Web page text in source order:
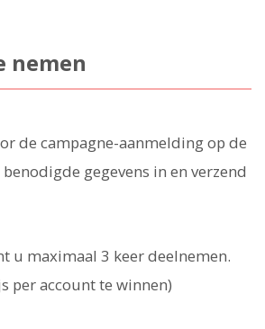
nemen
de campagne-aanmelding op de
gegevens in en verzend
u maximaal 3 keer deelnemen.
per account te winnen)